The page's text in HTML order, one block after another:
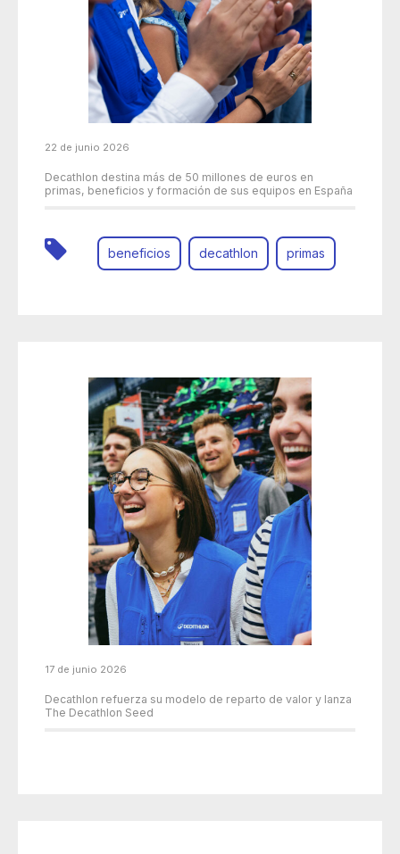
22 de junio 2026
Decathlon destina más de 50 millones de euros en
primas, beneficios y formación de sus equipos en España
beneficios decathlon primas
17 de junio 2026
Decathlon refuerza su modelo de reparto de valor y lanza
The Decathlon Seed